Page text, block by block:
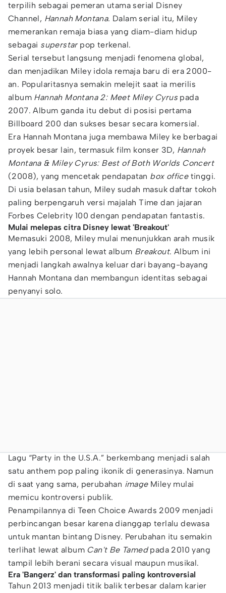
terpilih sebagai pemeran utama serial Disney
Channel, Hannah Montana. Dalam serial itu, Miley
memerankan remaja biasa yang diam-diam hidup
sebagai superstar pop terkenal.
Serial tersebut langsung menjadi fenomena global,
dan menjadikan Miley idola remaja baru di era 2000-
an. Popularitasnya semakin melejit saat ia merilis
album Hannah Montana 2: Meet Miley Cyruspada
2007. Album ganda itu debut di posisi pertama
Billboard 200 dan sukses besar secara komersial.
Era Hannah Montana juga membawa Miley ke berbagai
proyek besar lain, termasuk film konser 3D, Hannah
Montana & Miley Cyrus: Best of Both Worlds Concert
(2008), yang mencetak pendapatan box officetinggi.
Di usia belasan tahun, Miley sudah masuk daftar tokoh
paling berpengaruh versi majalah Time dan jajaran
Forbes Celebrity 100 dengan pendapatan fantastis.
Mulai melepas citra Disney lewat 'Breakout'
Memasuki 2008, Miley mulai menunjukkan arah musik
yang lebih personal lewat album Breakout. Album ini
menjadi langkah awalnya keluar dari bayang-bayang
Hannah Montana dan membangun identitas sebagai
penyanyi solo.
Lagu “Party in the U.S.A.” berkembang menjadi salah
satu anthem pop paling ikonik di generasinya. Namun
di saat yang sama, perubahan image Miley mulai
memicu kontroversi publik.
Penampilannya di Teen Choice Awards 2009 menjadi
perbincangan besar karena dianggap terlalu dewasa
untuk mantan bintang Disney. Perubahan itu semakin
terlihat lewat album Can't Be Tamedpada 2010 yang
tampil lebih berani secara visual maupun musikal.
Era 'Bangerz' dan transformasi paling kontroversial
Tahun 2013 menjadi titik balik terbesar dalam karier